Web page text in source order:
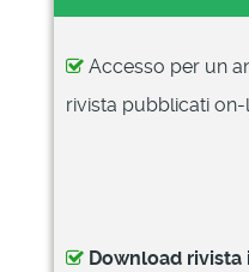
Accesso per un
rivista pubblicati on-
Download rivista